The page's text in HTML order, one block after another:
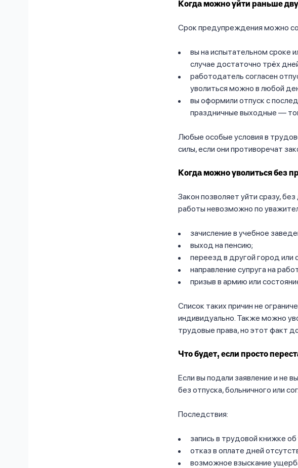
Когда можно уйти раньше
Срок предупреждения можно
вы на испытательном сроке
случае достаточно трёх
работодатель согласен
уволиться можно в любой
вы оформили отпуск с
праздничные выходные —
Любые особые условия в
силы, если они противоречат
Когда можно уволиться без
Закон позволяет уйти сразу,
работы невозможно по
зачисление в учебное
выход на пенсию;
переезд в другой город или
направление супруга на
призыв в армию или
Список таких причин не
индивидуально. Также можно
трудовые права, но этот факт
Что будет, если просто
Если вы подали заявление и не
без отпуска, больничного или
Последствия:
запись в трудовой книжке об
отказ в оплате дней
возможное взыскание